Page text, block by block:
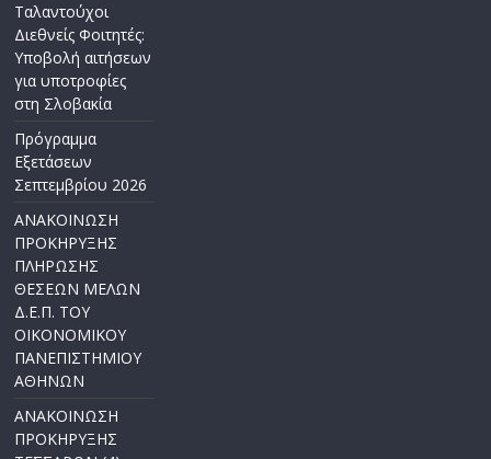
Ταλαντούχοι
Διεθνείς Φοιτητές:
Υποβολή αιτήσεων
για υποτροφίες
στη Σλοβακία
Πρόγραμμα
Εξετάσεων
Σεπτεμβρίου 2026
ΑΝΑΚΟΙΝΩΣΗ
ΠΡΟΚΗΡΥΞΗΣ
ΠΛΗΡΩΣΗΣ
ΘΕΣΕΩΝ ΜΕΛΩΝ
Δ.Ε.Π. ΤΟΥ
ΟΙΚΟΝΟΜΙΚΟΥ
ΠΑΝΕΠΙΣΤΗΜΙΟΥ
ΑΘΗΝΩΝ
ΑΝΑΚΟΙΝΩΣΗ
ΠΡΟΚΗΡΥΞΗΣ